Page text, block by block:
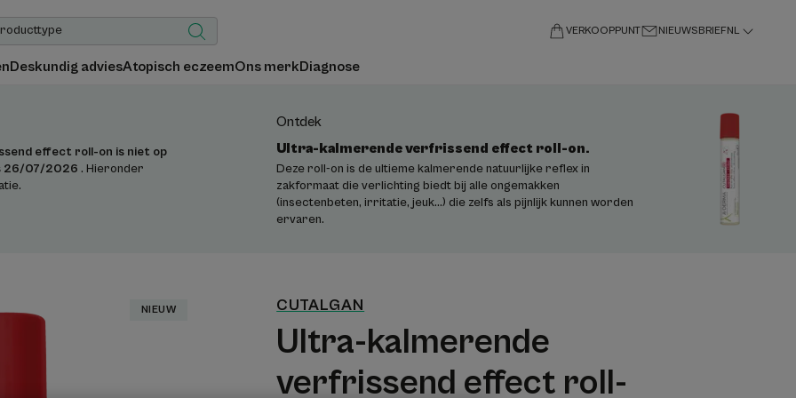
VERKOOPPUNT NIEUWSBRIEFNL
Deskundig adviesAtopisch eczeemOns merkDiagnose
effect roll-on is niet op
26/07/2026 . Hieronder
Ontdek
Ultra-kalmerende verfrissend effect roll-on.
Deze roll-on is de ultieme kalmerende natuurlijke reflex in
zakformaat die verlichting biedt bij alle ongemakken
(insectenbeten, irritatie, jeuk...) die zelfs als pijnlijk kunnen worden
ervaren.
NIEUW CUTALGAN
Ultra-kalmerende
verfrissend effect roll-